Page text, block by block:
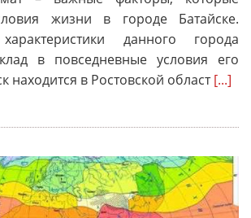
жизни в городе Батайске.
данного города
в повседневные условия его
находится в Ростовской област[...]